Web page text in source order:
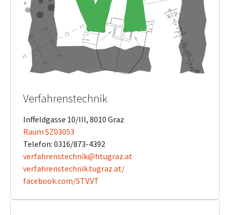
Verfahrenstechnik
Inffeldgasse 10/III, 8010 Graz
Raum SZ03053
Telefon: 0316/873-4392
verfahrenstechnik@htugraz.at
​​​​​​​verfahrenstechnik.tugraz.at/
​​​​​​​facebook.com/STV.VT